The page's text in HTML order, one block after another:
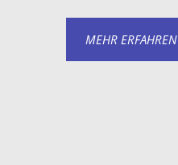
MEHR ERFAHREN